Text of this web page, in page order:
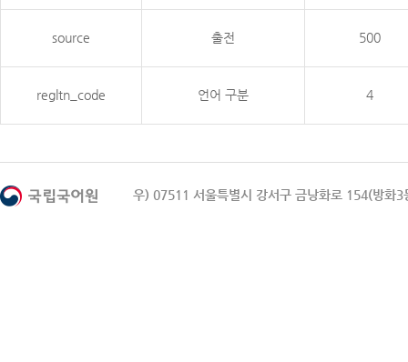
source 출전 500
regltn_code 언어 구분 4
우) 07511 서울특별시 강서구 금낭화로 154(방화3